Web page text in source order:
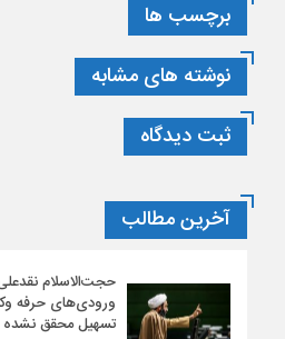
برچسب ها
نوشته های مشابه
ثبت دیدگاه
آخرین مطالب
حجت‌الاسلام
ورودی‌های حرفه
تسهیل محقق